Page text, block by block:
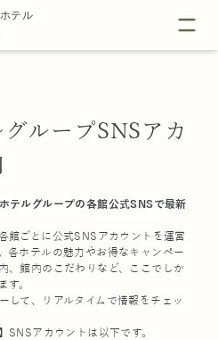
ループSNSアカ
テルグループの各館公式SNSで最新
館ごとに公式SNSアカウントを運営
各ホテルの魅力やお得なキャンペー
、館内のこだわりなど、ここでしか
す。
して、リアルタイムで情報をチェッ
SNSアカウントは以下です。